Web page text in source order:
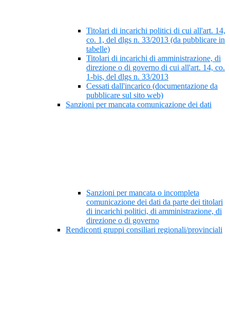
Titolari di incarichi politici di cui all'art. 14,
co. 1, del dlgs n. 33/2013 (da pubblicare in
tabelle)
Titolari di incarichi di amministrazione, di
direzione o di governo di cui all'art. 14, co.
1-bis, del dlgs n. 33/2013
Cessati dall'incarico (documentazione da
pubblicare sul sito web)
Sanzioni per mancata comunicazione dei dati
Sanzioni per mancata o incompleta
comunicazione dei dati da parte dei titolari
di incarichi politici, di amministrazione, di
direzione o di governo
Rendiconti gruppi consiliari regionali/provinciali